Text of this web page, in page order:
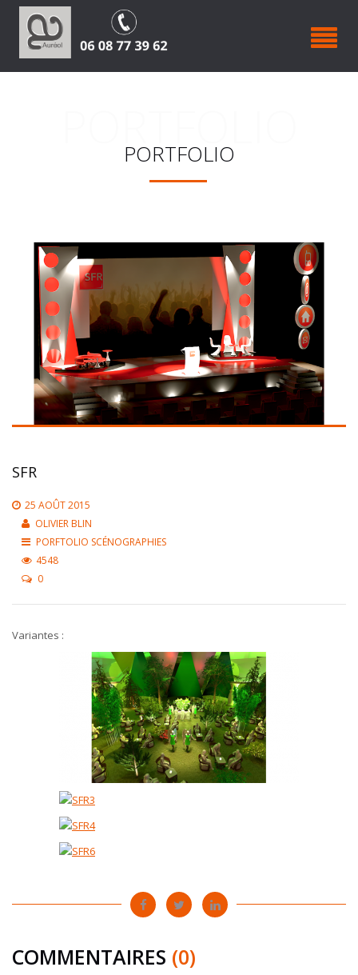
PORTFOLIO
SFR
25 AOÛT 2015
OLIVIER BLIN
PORFTOLIO SCÉNOGRAPHIES
4548
0
Variantes :
COMMENTAIRES (0)